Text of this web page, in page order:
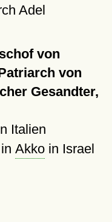
Adel
von
von
Gesandter,
Italien
Akkoin Israel